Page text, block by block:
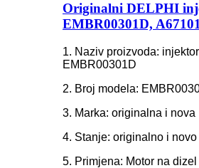
Originalni DELPHI
EMBR00301D,
1. Naziv proizvoda:
EMBR00301D
2. Broj modela:
3. Marka: originalna i nova
4. Stanje: originalno i novo
5. Primjena: Motor na